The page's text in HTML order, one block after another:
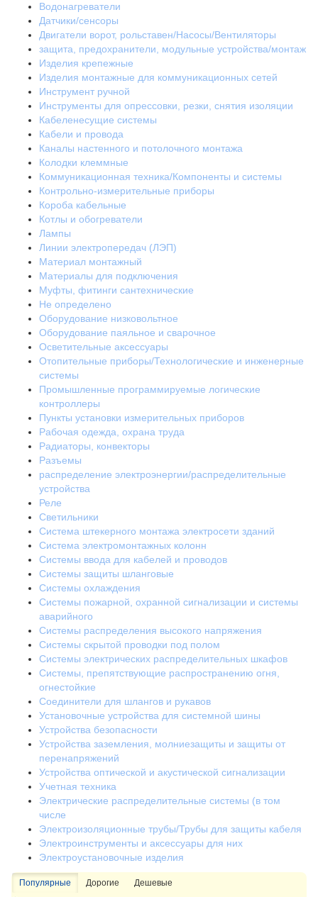
Водонагреватели
Датчики/сенсоры
Двигатели ворот, рольставен/Насосы/Вентиляторы
защита, предохранители, модульные устройства/монтаж
Изделия крепежные
Изделия монтажные для коммуникационных сетей
Инструмент ручной
Инструменты для опрессовки, резки, снятия изоляции
Кабеленесущие системы
Кабели и провода
Каналы настенного и потолочного монтажа
Колодки клеммные
Коммуникационная техника/Компоненты и системы
Контрольно-измерительные приборы
Короба кабельные
Котлы и обогреватели
Лампы
Линии электропередач (ЛЭП)
Материал монтажный
Материалы для подключения
Муфты, фитинги сантехнические
Не определено
Оборудование низковольтное
Оборудование паяльное и сварочное
Осветительные аксессуары
Отопительные приборы/Технологические и инженерные
системы
Промышленные программируемые логические
контроллеры
Пункты установки измерительных приборов
Рабочая одежда, охрана труда
Радиаторы, конвекторы
Разъемы
распределение электроэнергии/распределительные
устройства
Реле
Светильники
Система штекерного монтажа электросети зданий
Система электромонтажных колонн
Системы ввода для кабелей и проводов
Системы защиты шланговые
Системы охлаждения
Системы пожарной, охранной сигнализации и системы
аварийного
Системы распределения высокого напряжения
Системы скрытой проводки под полом
Системы электрических распределительных шкафов
Системы, препятствующие распространению огня,
огнестойкие
Соединители для шлангов и рукавов
Установочные устройства для системной шины
Устройства безопасности
Устройства заземления, молниезащиты и защиты от
перенапряжений
Устройства оптической и акустической сигнализации
Учетная техника
Электрические распределительные системы (в том
числе
Электроизоляционные трубы/Трубы для защиты кабеля
Электроинструменты и аксессуары для них
Электроустановочные изделия
Популярные Дорогие Дешевые